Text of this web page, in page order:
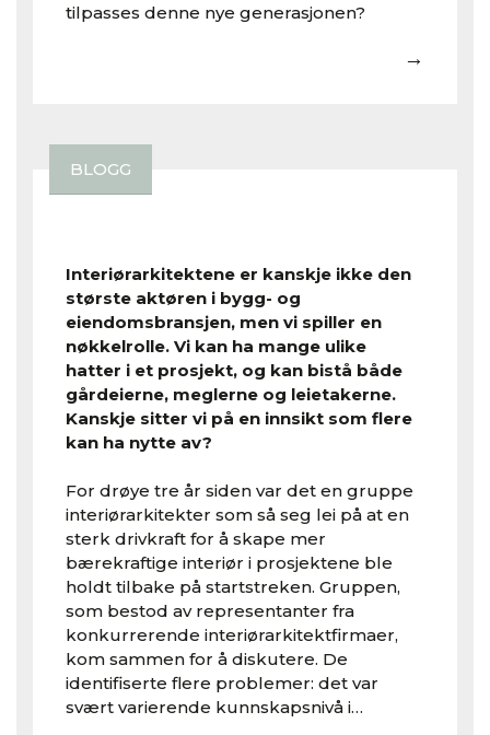
tilpasses denne nye generasjonen?
→
BLOGG
Interiørarkitektene er kanskje ikke den
største aktøren i bygg- og
eiendomsbransjen, men vi spiller en
nøkkelrolle. Vi kan ha mange ulike
hatter i et prosjekt, og kan bistå både
gårdeierne, meglerne og leietakerne.
Kanskje sitter vi på en innsikt som flere
kan ha nytte av?
For drøye tre år siden var det en gruppe
interiørarkitekter som så seg lei på at en
sterk drivkraft for å skape mer
bærekraftige interiør i prosjektene ble
holdt tilbake på startstreken. Gruppen,
som bestod av representanter fra
konkurrerende interiørarkitektfirmaer,
kom sammen for å diskutere. De
identifiserte flere problemer: det var
svært varierende kunnskapsnivå i…